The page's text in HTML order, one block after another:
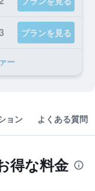
プランを見る
ー
ョン よくある質問
得な料金